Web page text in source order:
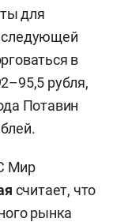
для
следующей
в
рубля,
Потавин
Мир
считает, что
рынка